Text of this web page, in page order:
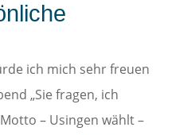
ich mich sehr freuen
„Sie fragen, ich
– Usingen wählt –